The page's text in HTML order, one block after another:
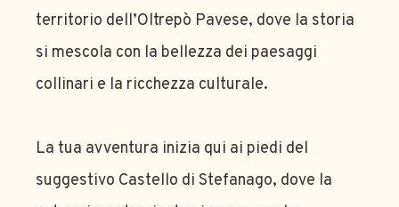
territorio dell’Oltrepò Pavese, dove la storia
si mescola con la bellezza dei paesaggi
collinari e la ricchezza culturale.
La tua avventura inizia qui ai piedi del
suggestivo Castello di Stefanago, dove la